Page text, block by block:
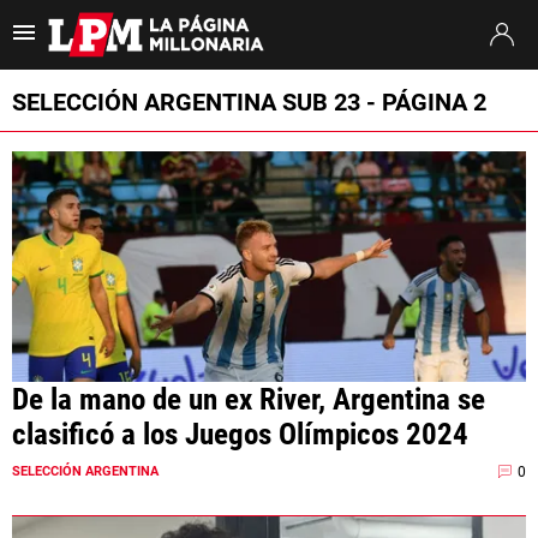
Es tendencia: Thiago Almada River Jaime Peñarol River River vs.
ULTIMAS NOTICIAS
STREAMING
TORNEO CLAUSURA
SUDAMERICANA
MERCADO DE PASES
FIXTURE
SELECCIÓN ARGENTINA SUB 23 - PÁGINA 2
De la mano de un ex River, Argentina se
clasificó a los Juegos Olímpicos 2024
SELECCIÓN ARGENTINA 0